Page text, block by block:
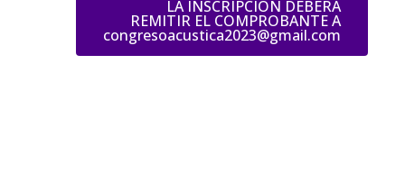
LA INSCRIPCIÓN DEBERÁ
REMITIR EL COMPROBANTE A
congresoacustica2023@gmail.com